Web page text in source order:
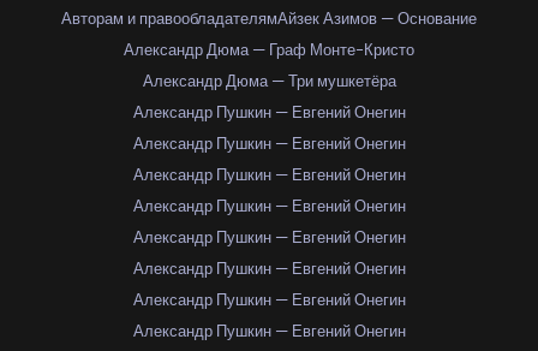
Авторам и правообладателямАйзек Азимов — Основание
Александр Дюма — Граф Монте-Кристо
Александр Дюма — Три мушкетёра
Александр Пушкин — Евгений Онегин
Александр Пушкин — Евгений Онегин
Александр Пушкин — Евгений Онегин
Александр Пушкин — Евгений Онегин
Александр Пушкин — Евгений Онегин
Александр Пушкин — Евгений Онегин
Александр Пушкин — Евгений Онегин
Александр Пушкин — Евгений Онегин